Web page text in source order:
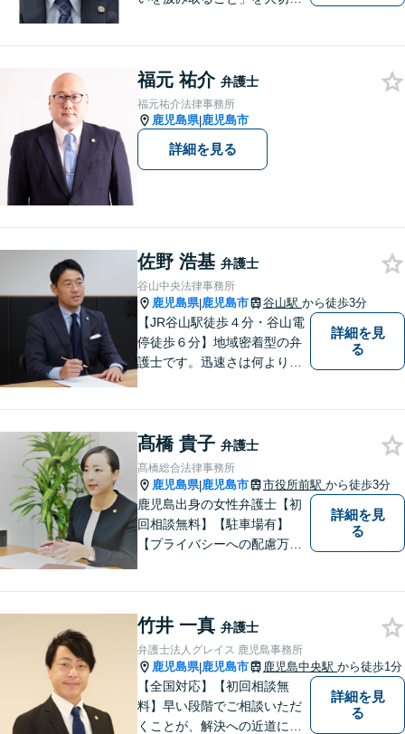
いく解決になるよう、精一杯
尽力いたします。【対応分野
多数！】
福元 祐介 弁護士
福元祐介法律事務所
鹿児島県|鹿児島市
詳細を見る
佐野 浩基 弁護士
谷山中央法律事務所
鹿児島県|鹿児島市 谷山駅 から徒歩3分
【JR谷山駅徒歩４分・谷山電
停徒歩６分】地域密着型の弁
護士です。迅速さは何よりの
詳細を見
る
髙橋 貴子 弁護士
髙橋総合法律事務所
鹿児島県|鹿児島市 市役所前駅 から徒歩3分
鹿児島出身の女性弁護士【初
回相談無料】【駐車場有】
【プライバシーへの配慮万
詳細を見
る
竹井 一真 弁護士
弁護士法人グレイス 鹿児島事務所
鹿児島県|鹿児島市 鹿児島中央駅 から徒歩1分
【全国対応】【初回相談無
料】早い段階でご相談いただ
くことが、解決への近道にな
詳細を見
る